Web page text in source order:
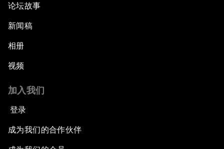
论坛故事
新闻稿
相册
视频
加入我们
登录
成为我们的合作伙伴